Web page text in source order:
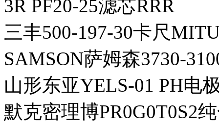
3R PF20-25滤芯RRR
三丰500-197-30卡尺
SAMSON萨姆森3730-
山形东亚YELS-01 PH电
默克密理博PR0G0T0S2